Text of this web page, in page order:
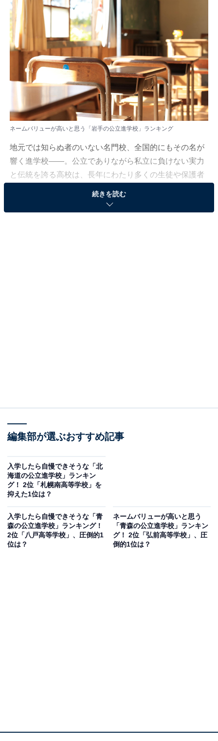
ネームバリューが高いと思う「岩手の公立進学校」ランキング
地元では知らぬ者のいない名門校、全国的にもその名が
響く進学校——。公立でありながら私立に負けない実力
と伝統を誇る高校は、長年にわたり多くの生徒や保護者
の憧れの的となってきました。その中でも特に「名前を
聞くだけでレベルの高さが伝わる」と評価されたのは？
よる活躍も多く、学校名には確かなブランド力が感じら
回答者からは「弓道部女子団体は全国優勝を果たすな
ど、ネームバリューの高さがあります」（40代女性／長
ら」（30代女性／大阪府）、「空港が近いこともあり、
よく知られている」（30代男性／大阪府）などのコメン
トがありました。
続きを読む
編集部が選ぶおすすめ記事
入学したら自慢できそうな「北
海道の公立進学校」ランキン
グ！ 2位「札幌南高等学校」を
抑えた1位は？
入学したら自慢できそうな「青
森の公立進学校」ランキング！
2位「八戸高等学校」、圧倒的1
位は？
ネームバリューが高いと思う
「青森の公立進学校」ランキン
グ！ 2位「弘前高等学校」、圧
倒的1位は？